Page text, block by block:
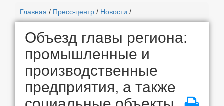
Главная / Пресс-центр / Новости /
Объезд главы региона:
промышленные и
производственные
предприятия, а также